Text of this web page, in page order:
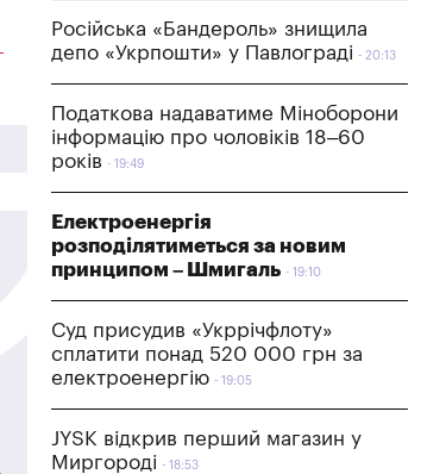
Російська «Бандероль» знищила
депо «Укрпошти» у Павлограді
20:13
Податкова надаватиме Міноборони
інформацію про чоловіків 18–60
років
19:49
Електроенергія
розподілятиметься за новим
принципом – Шмигаль
19:10
Суд присудив «Укррічфлоту»
сплатити понад 520 000 грн за
електроенергію
19:05
JYSK відкрив перший магазин у
Миргороді
18:53